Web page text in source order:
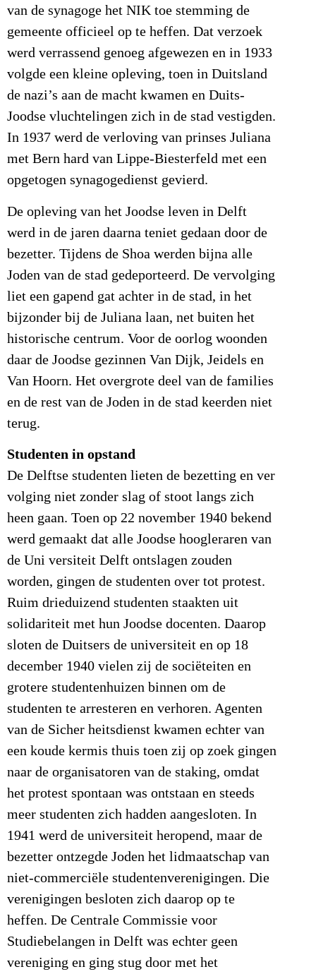
van de synagoge het NIK toe stemming de
gemeente officieel op te heffen. Dat verzoek
werd verrassend genoeg afgewezen en in 1933
volgde een kleine opleving, toen in Duitsland
de nazi’s aan de macht kwamen en Duits-
Joodse vluchtelingen zich in de stad vestigden.
In 1937 werd de verloving van prinses Juliana
met Bern hard van Lippe-Biesterfeld met een
opgetogen synagogedienst gevierd.
De opleving van het Joodse leven in Delft
werd in de jaren daarna teniet gedaan door de
bezetter. Tijdens de Shoa werden bijna alle
Joden van de stad gedeporteerd. De vervolging
liet een gapend gat achter in de stad, in het
bijzonder bij de Juliana laan, net buiten het
historische centrum. Voor de oorlog woonden
daar de Joodse gezinnen Van Dijk, Jeidels en
Van Hoorn. Het overgrote deel van de families
en de rest van de Joden in de stad keerden niet
terug.
Studenten in opstand
De Delftse studenten lieten de bezetting en ver
volging niet zonder slag of stoot langs zich
heen gaan. Toen op 22 november 1940 bekend
werd gemaakt dat alle Joodse hoogleraren van
de Uni versiteit Delft ontslagen zouden
worden, gingen de studenten over tot protest.
Ruim drieduizend studenten staakten uit
solidariteit met hun Joodse docenten. Daarop
sloten de Duitsers de universiteit en op 18
december 1940 vielen zij de sociëteiten en
grotere studentenhuizen binnen om de
studenten te arresteren en verhoren. Agenten
van de Sicher heitsdienst kwamen echter van
een koude kermis thuis toen zij op zoek gingen
naar de organisatoren van de staking, omdat
het protest spontaan was ontstaan en steeds
meer studenten zich hadden aangesloten. In
1941 werd de universiteit heropend, maar de
bezetter ontzegde Joden het lidmaatschap van
niet-commerciële studentenverenigingen. Die
verenigingen besloten zich daarop op te
heffen. De Centrale Commissie voor
Studiebelangen in Delft was echter geen
vereniging en ging stug door met het